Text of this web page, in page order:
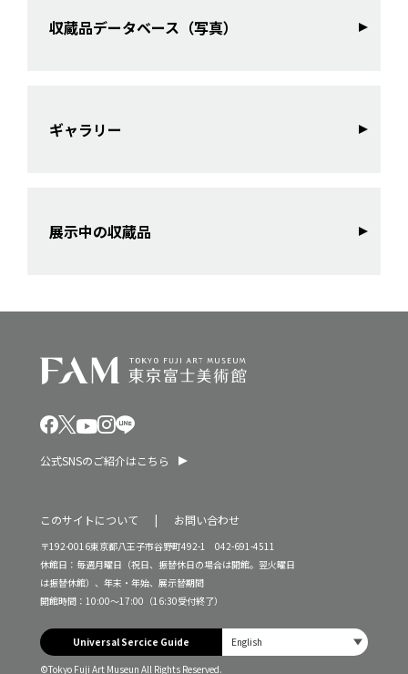
収蔵品データベース（写真）
ギャラリー
展示中の収蔵品
公式SNSのご紹介はこちら
このサイトについて お問い合わせ
〒192-0016東京都八王子市谷野町492-1 042-691-4511
休館日：毎週月曜日（祝日、振替休日の場合は開館。翌火曜日
は振替休館）、年末・年始、展示替期間
開館時間：10:00～17:00（16:30受付終了）
Universal Sercice Guide
©Tokyo Fuji Art Museun All Rights Reserved.